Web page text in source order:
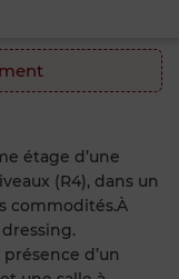
étage d’une
(R4), dans un
commodités.À
d’un